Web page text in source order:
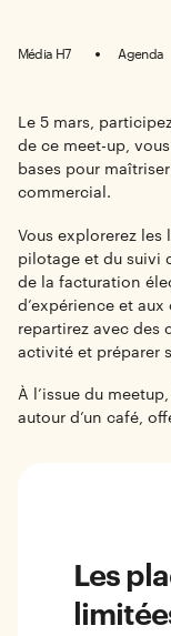
Média H7 Agenda
Le 5 mars,
de ce meet-up,
bases pour
commercial.
Vous explorerez les
pilotage et du suivi
de la facturation
d’expérience et aux
repartirez avec des
activité et préparer
À l’issue du
autour d’un café,
Les